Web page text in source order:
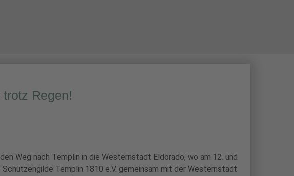
Regen!
Weg nach Templin in die Westernstadt Eldorado, wo am 12. und
Templin 1810 e.V. gemeinsam mit der Westernstadt